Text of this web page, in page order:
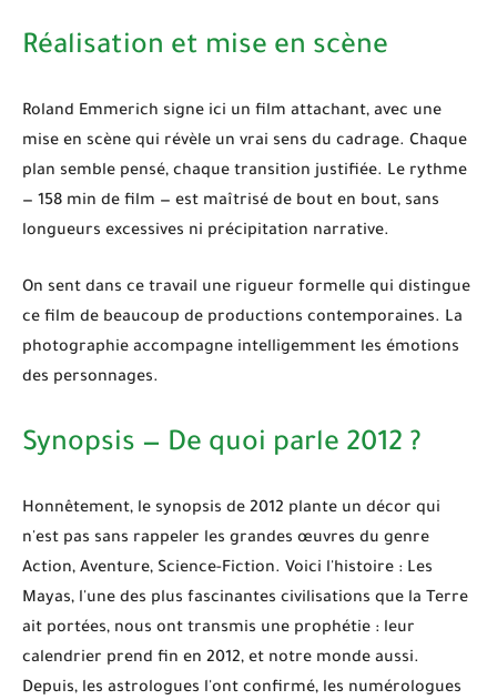
Réalisation et mise en scène
Roland Emmerich signe ici un film attachant, avec une
mise en scène qui révèle un vrai sens du cadrage. Chaque
plan semble pensé, chaque transition justifiée. Le rythme
— 158 min de film — est maîtrisé de bout en bout, sans
longueurs excessives ni précipitation narrative.
On sent dans ce travail une rigueur formelle qui distingue
ce film de beaucoup de productions contemporaines. La
photographie accompagne intelligemment les émotions
des personnages.
Synopsis — De quoi parle 2012 ?
Honnêtement, le synopsis de 2012 plante un décor qui
n'est pas sans rappeler les grandes œuvres du genre
Action, Aventure, Science-Fiction. Voici l'histoire : Les
Mayas, l'une des plus fascinantes civilisations que la Terre
ait portées, nous ont transmis une prophétie : leur
calendrier prend fin en 2012, et notre monde aussi.
Depuis, les astrologues l'ont confirmé, les numérologues